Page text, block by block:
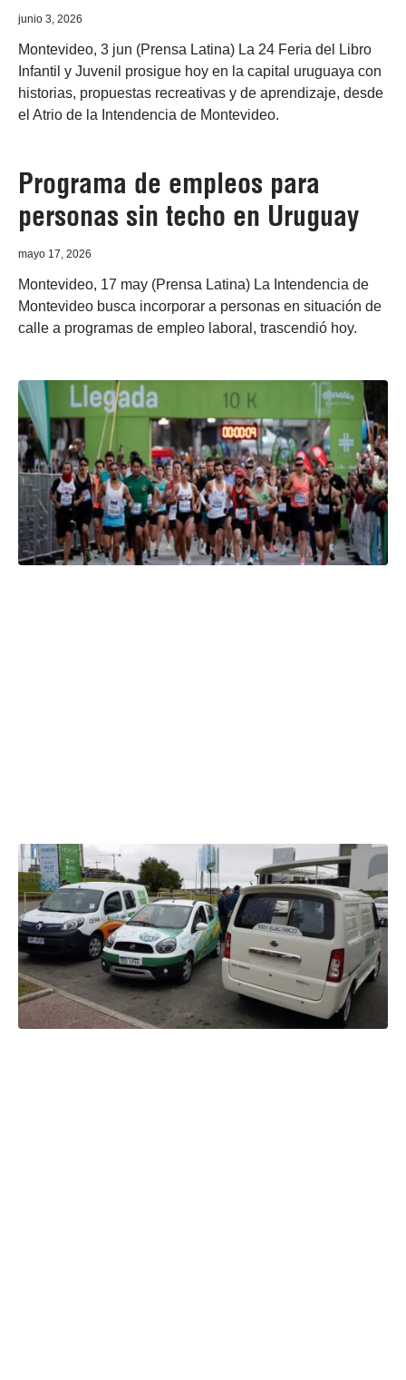
junio 3, 2026
Montevideo, 3 jun (Prensa Latina) La 24 Feria del Libro
Infantil y Juvenil prosigue hoy en la capital uruguaya con
historias, propuestas recreativas y de aprendizaje, desde
el Atrio de la Intendencia de Montevideo.
Programa de empleos para
personas sin techo en Uruguay
mayo 17, 2026
Montevideo, 17 may (Prensa Latina) La Intendencia de
Montevideo busca incorporar a personas en situación de
calle a programas de empleo laboral, trascendió hoy.